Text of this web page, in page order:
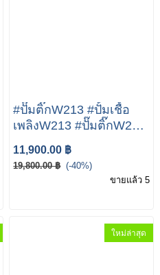
#ปั๊มติ๊กW213 #ปั้มเชื้อ
เพลิงW213 #ปั๊มติ๊กW205
Mercedes-Benz W213
W253 เบอร์ 205 470 78
01 / 205 470 15 94
11,900.00 ฿
19,800.00 ฿ (-40%)
ขายแล้ว 5
ใหม่ล่าสุด